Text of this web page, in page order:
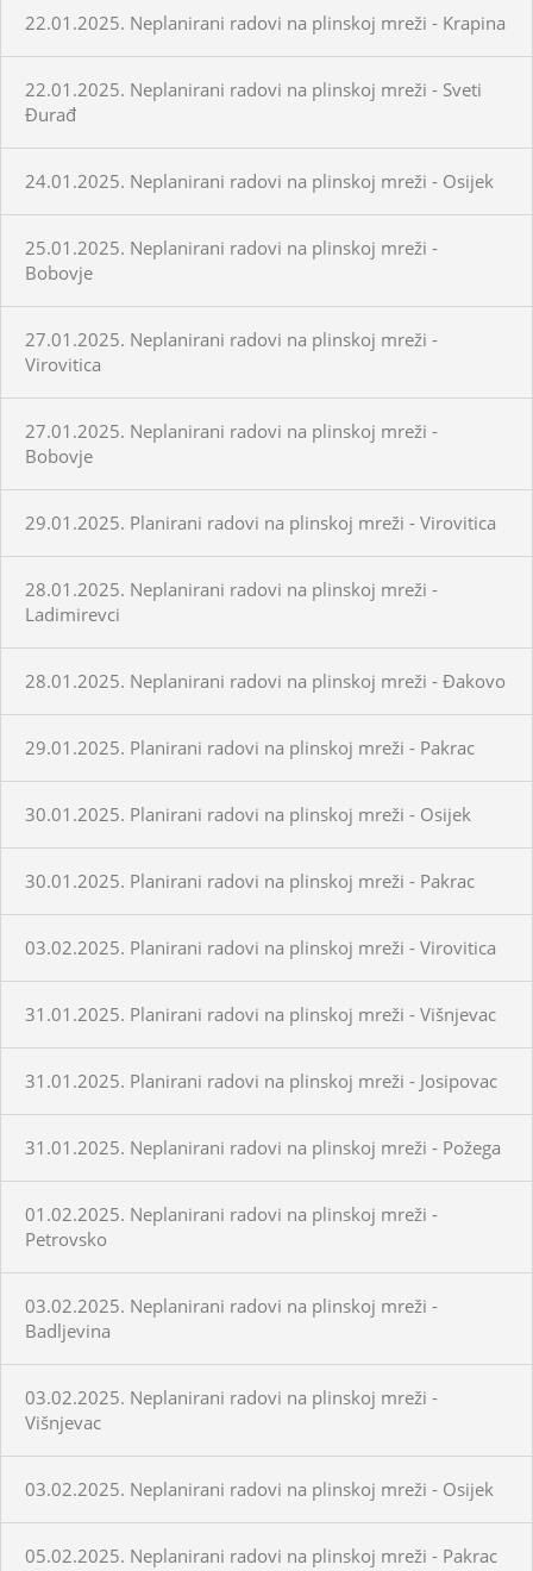
22.01.2025. Neplanirani radovi na plinskoj mreži - Krapina
22.01.2025. Neplanirani radovi na plinskoj mreži - Sveti
Đurađ
24.01.2025. Neplanirani radovi na plinskoj mreži - Osijek
25.01.2025. Neplanirani radovi na plinskoj mreži -
Bobovje
27.01.2025. Neplanirani radovi na plinskoj mreži -
Virovitica
27.01.2025. Neplanirani radovi na plinskoj mreži -
Bobovje
29.01.2025. Planirani radovi na plinskoj mreži - Virovitica
28.01.2025. Neplanirani radovi na plinskoj mreži -
Ladimirevci
28.01.2025. Neplanirani radovi na plinskoj mreži - Đakovo
29.01.2025. Planirani radovi na plinskoj mreži - Pakrac
30.01.2025. Planirani radovi na plinskoj mreži - Osijek
30.01.2025. Planirani radovi na plinskoj mreži - Pakrac
03.02.2025. Planirani radovi na plinskoj mreži - Virovitica
31.01.2025. Planirani radovi na plinskoj mreži - Višnjevac
31.01.2025. Planirani radovi na plinskoj mreži - Josipovac
31.01.2025. Neplanirani radovi na plinskoj mreži - Požega
01.02.2025. Neplanirani radovi na plinskoj mreži -
Petrovsko
03.02.2025. Neplanirani radovi na plinskoj mreži -
Badljevina
03.02.2025. Neplanirani radovi na plinskoj mreži -
Višnjevac
03.02.2025. Neplanirani radovi na plinskoj mreži - Osijek
05.02.2025. Neplanirani radovi na plinskoj mreži - Pakrac